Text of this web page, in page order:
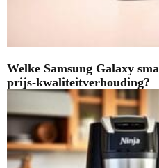
Welke Samsung Galaxy
prijs-kwaliteitverhouding?